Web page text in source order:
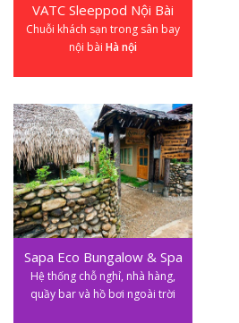
VATC Sleeppod Nội Bài
Chuỗi khách sạn trong sân bay
nội bài Hà nội
Sapa Eco Bungalow & Spa
Hệ thống chỗ nghỉ, nhà hàng,
quầy bar và hồ bơi ngoài trời